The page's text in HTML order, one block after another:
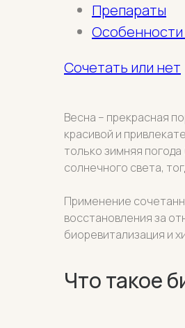
Препараты
Сочетать или нет
Весна – прекрасная
красивой и
только зимняя
солнечного света,
Применение
восстановления за
биоревитализация и
Что такое